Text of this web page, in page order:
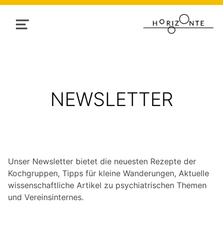
MENU
NEWSLETTER
Unser Newsletter bietet die neuesten Rezepte der
Kochgruppen, Tipps für kleine Wanderungen, Aktuelle
wissenschaftliche Artikel zu psychiatrischen Themen
und Vereinsinternes.